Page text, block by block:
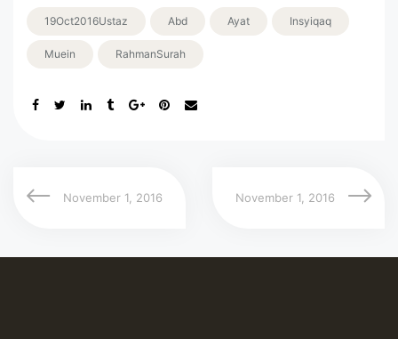
19Oct2016Ustaz Abd Ayat Insyiqaq
Muein RahmanSurah
November 1, 2016 November 1, 2016